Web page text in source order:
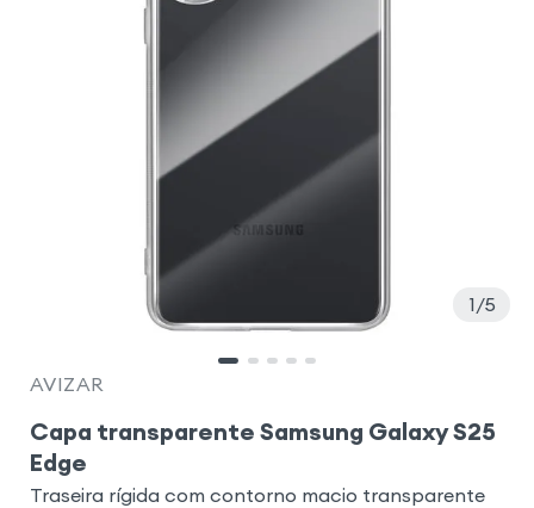
1 5
AVIZAR
Capa transparente Samsung Galaxy S25
Edge
Traseira rígida com contorno macio transparente